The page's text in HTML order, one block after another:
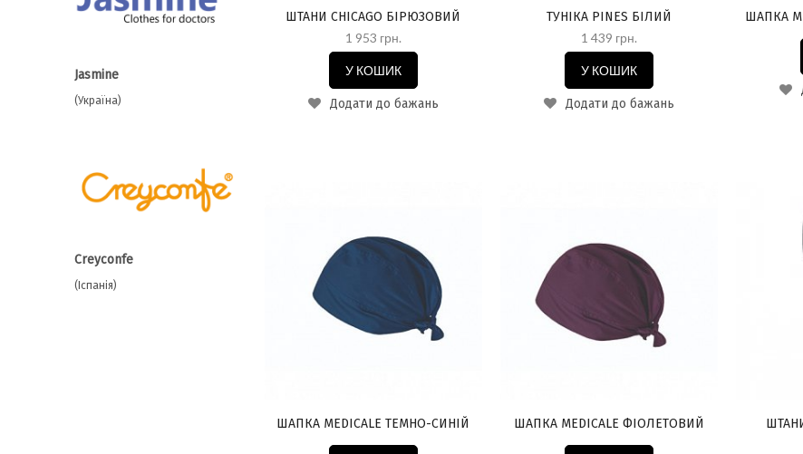
Jasmine
(Україна)
Сreyconfe
(Іспанія)
ШТАНИ CHICAGO БІРЮЗОВИЙ
1 953 грн.
У КОШИК
Додати до бажань
ТУНІКА PINES БІЛИЙ
1 439 грн.
У КОШИК
Додати до бажань
ШАПКА
ШАПКА MEDICALE ТЕМНО-СИНІЙ ШАПКА MEDICALE ФІОЛЕТОВИЙ